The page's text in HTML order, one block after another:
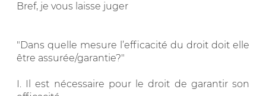
Bref, je vous laisse juger
"Dans quelle mesure l’efficacité du droit doit elle
être assurée/garantie?"
I. Il est nécessaire pour le droit de garantir son